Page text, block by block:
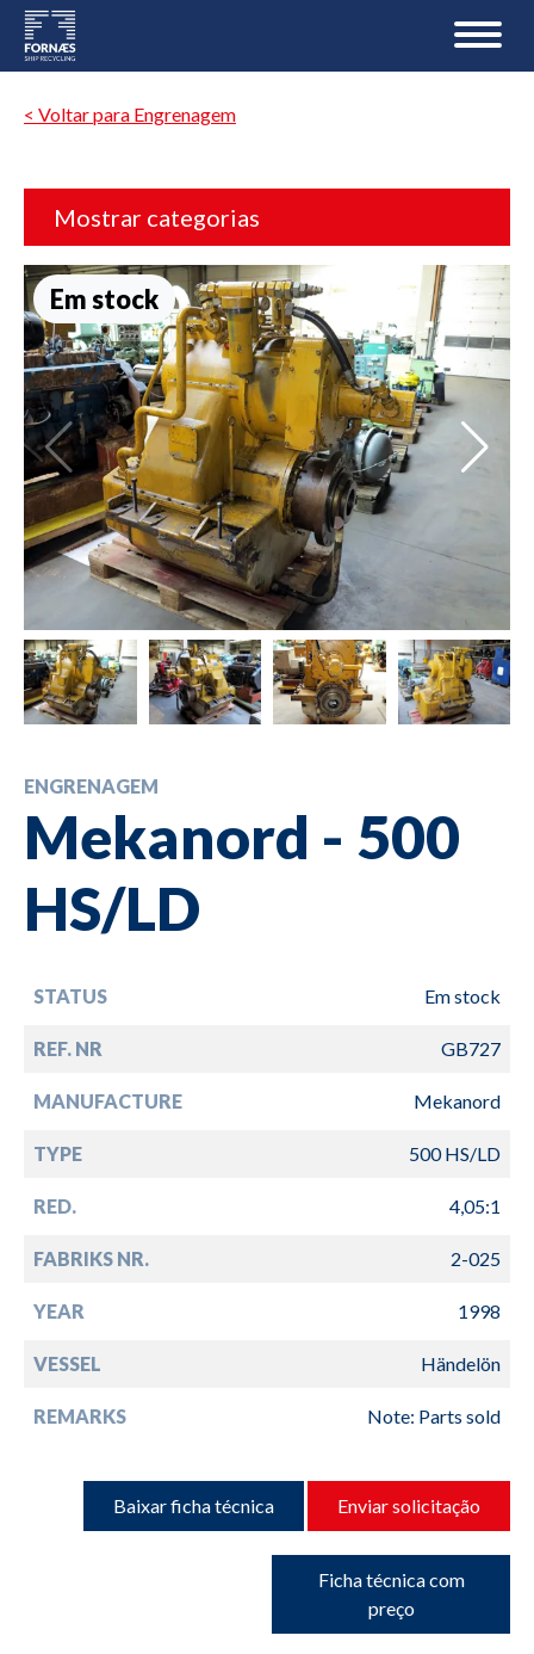
< Voltar para Engrenagem
Mostrar categorias
Em stock
ENGRENAGEM
Mekanord - 500
HS/LD
STATUS Em stock
REF. NR GB727
MANUFACTURE Mekanord
TYPE 500 HS/LD
RED. 4,05:1
FABRIKS NR. 2-025
YEAR 1998
VESSEL Händelön
REMARKS Note: Parts sold
Baixar ficha técnica Enviar solicitação
Ficha técnica com
preço